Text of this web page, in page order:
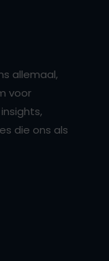
allemaal,
voor
die ons als